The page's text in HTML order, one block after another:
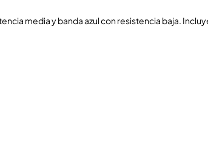
media y banda azul con resistencia baja.